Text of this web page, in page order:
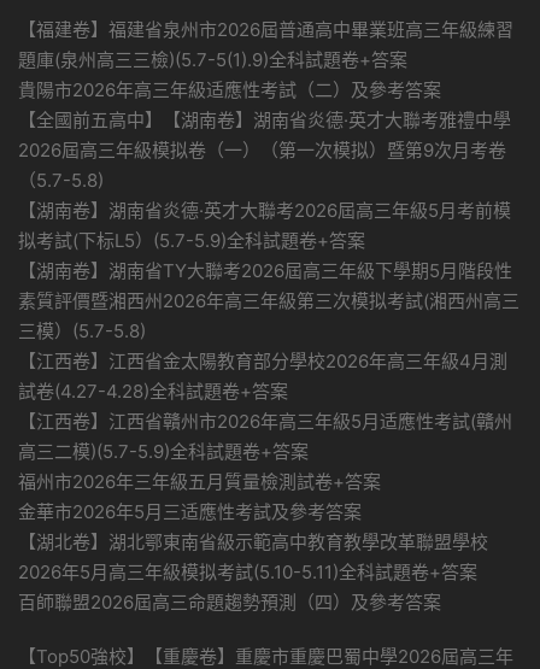
【福建卷】福建省泉州市2026屆普通高中畢業班高三年級練習
題庫(泉州高三三檢)(5.7-5(1).9)全科試題卷+答案
貴陽市2026年高三年級适應性考試（二）及參考答案
【全國前五高中】【湖南卷】湖南省炎德·英才大聯考雅禮中學
2026屆高三年級模拟卷（一）（第一次模拟）暨第9次月考卷
（5.7-5.8)
【湖南卷】湖南省炎德·英才大聯考2026屆高三年級5月考前模
拟考試(下标L5）(5.7-5.9)全科試題卷+答案
【湖南卷】湖南省TY大聯考2026屆高三年級下學期5月階段性
素質評價暨湘西州2026年高三年級第三次模拟考試(湘西州高三
三模）(5.7-5.8)
【江西卷】江西省金太陽教育部分學校2026年高三年級4月測
試卷(4.27-4.28)全科試題卷+答案
【江西卷】江西省贛州市2026年高三年級5月适應性考試(贛州
高三二模)(5.7-5.9)全科試題卷+答案
福州市2026年三年級五月質量檢測試卷+答案
金華市2026年5月三适應性考試及參考答案
【湖北卷】湖北鄂東南省級示範高中教育教學改革聯盟學校
2026年5月高三年級模拟考試(5.10-5.11)全科試題卷+答案
百師聯盟2026屆高三命題趨勢預測（四）及參考答案
【Top50強校】【重慶卷】重慶市重慶巴蜀中學2026屆高三年